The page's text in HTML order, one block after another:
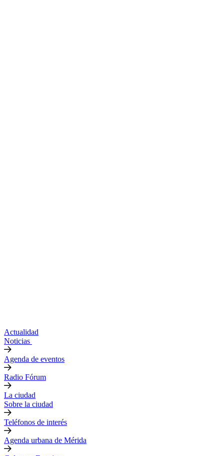
Actualidad
Noticias
Agenda de eventos
Radio Fórum
La ciudad
Sobre la ciudad
Teléfonos de interés
Agenda urbana de Mérida